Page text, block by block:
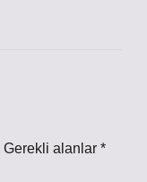
Gerekli alanlar *